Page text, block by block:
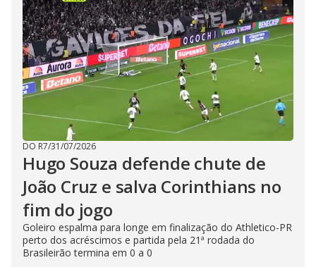
DO R7/31/07/2026
Hugo Souza defende chute de
João Cruz e salva Corinthians no
fim do jogo
Goleiro espalma para longe em finalização do Athletico-PR
perto dos acréscimos e partida pela 21ª rodada do
Brasileirão termina em 0 a 0